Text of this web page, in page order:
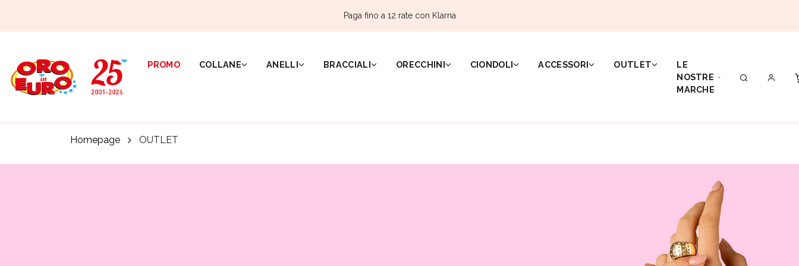
Paga fino a 12 rate con Klarna
PROMO COLLANE ANELLI BRACCIALI ORECCHINI CIONDOLI ACCESSORI OUTLET
LE
NOSTRE
MARCHE
Homepage OUTLET